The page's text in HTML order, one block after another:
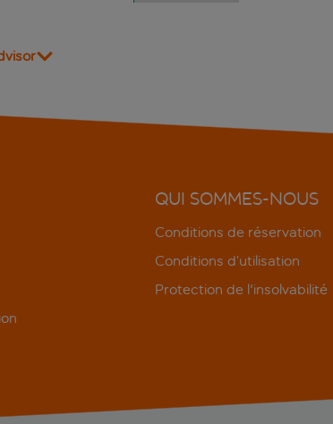
QUI SOMMES-NOUS
Conditions de réservation
Conditions d’utilisation
Protection de l'insolvabilité